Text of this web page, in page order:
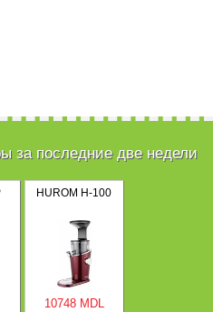
за последние две недели
HUROM H-100
10748 MDL